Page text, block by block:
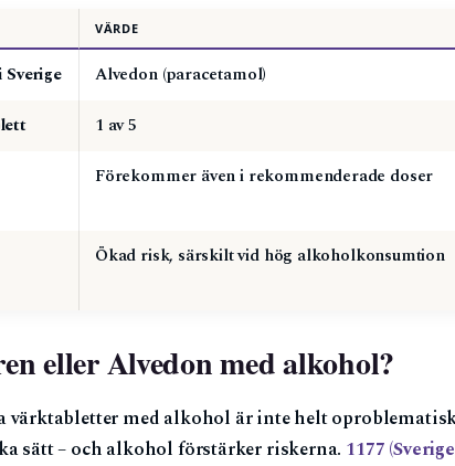
VÄRDE
Alvedon (paracetamol)
1 av 5
Förekommer även i rekommenderade doser
Ökad risk, särskilt vid hög alkoholkonsumtion
eller Alvedon med alkohol?
med alkohol är inte helt
sätt – och alkohol förstärker riskerna. 1177